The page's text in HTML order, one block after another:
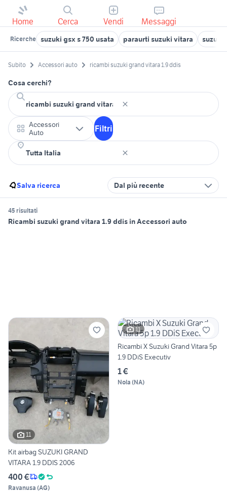
Home Cerca Vendi Messaggi
Ricerche suzuki gsx s 750 usata paraurti suzuki vitara suzuki
Subito Accessori auto ricambi suzuki grand vitara 1.9 ddis
Cosa cerchi?
Accessori
Auto
Filtri
Salva ricerca Dal più recente
45 risultati
Ricambi suzuki grand vitara 1.9 ddis in Accessori auto
11
Kit airbag SUZUKI GRAND
VITARA 1.9 DDIS 2006
400 €
Ravanusa (AG)
11
Ricambi X Suzuki Grand Vitara 5p
1.9 DDiS Executiv
1 €
Nola (NA)